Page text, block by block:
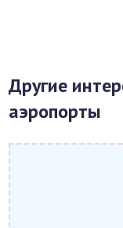
Другие
аэропорты